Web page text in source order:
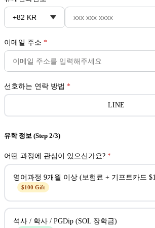
이메일 주소 *
선호하는 연락 방법 *
LINE
유학 정보 (Step 2/3)
어떤 과정에 관심이 있으신가요? *
영어과정 9개월 이상 (보험료 + 기프트카드
$100 Gift
석사 / 학사 / PGDip (SOL 장학금)